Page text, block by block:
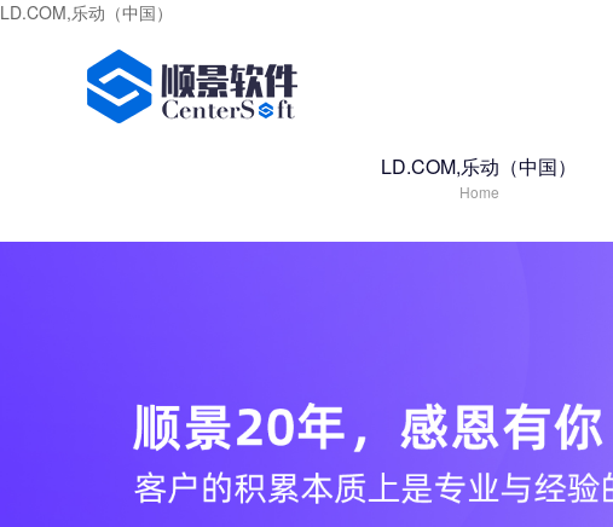
LD.COM,乐动（中国）
LD.COM,乐动（中国）
Home